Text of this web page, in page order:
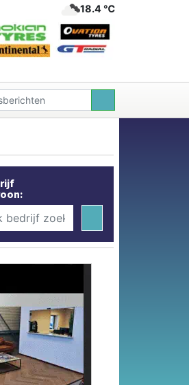
18.4 ℃